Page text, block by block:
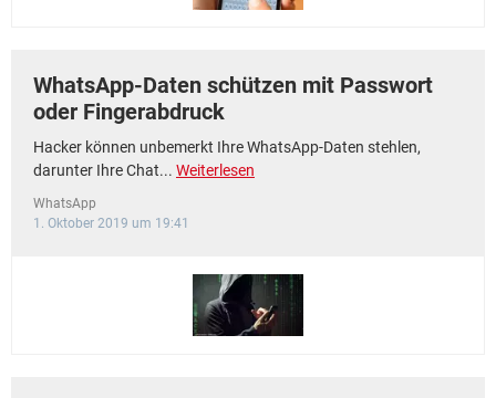
WhatsApp-Daten schützen mit Passwort
oder Fingerabdruck
Hacker können unbemerkt Ihre WhatsApp-Daten stehlen,
darunter Ihre Chat... Weiterlesen
WhatsApp
1. Oktober 2019 um 19:41